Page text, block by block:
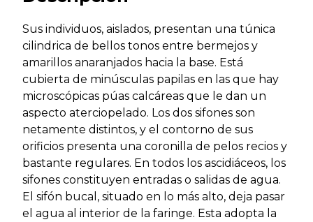
Sus individuos, aislados, presentan una túnica
cilindrica de bellos tonos entre bermejos y
amarillos anaranjados hacia la base. Está
cubierta de minúsculas papilas en las que hay
microscópicas púas calcáreas que le dan un
aspecto aterciopelado. Los dos sifones son
netamente distintos, y el contorno de sus
orificios presenta una coronilla de pelos recios y
bastante regulares. En todos los ascidiáceos, los
sifones constituyen entradas o salidas de agua.
El sifón bucal, situado en lo más alto, deja pasar
el agua al interior de la faringe. Esta adopta la